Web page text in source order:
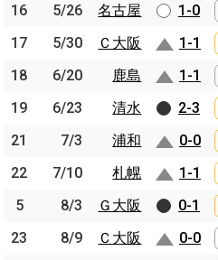
16
5/26 名古屋 1-0
17
5/30 Ｃ大阪 1-1
18
6/20 鹿島 1-1
19
6/23 清水 2-3
21
7/3 浦和 0-0
22
7/10 札幌 1-1
5
8/3 Ｇ大阪 0-1
23
8/9 Ｃ大阪 0-0
16
5/26
名古屋
17
5/30
Ｃ大阪
18
6/20
鹿島
19
6/23
清水
21
7/3
浦和
22
7/10
札幌
5
8/3
Ｇ大阪
23
8/9
Ｃ大阪